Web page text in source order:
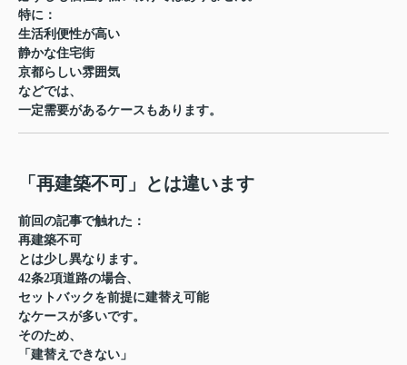
特に：
生活利便性が高い
静かな住宅街
京都らしい雰囲気
などでは、
一定需要があるケースもあります。
「再建築不可」とは違います
前回の記事で触れた：
再建築不可
とは少し異なります。
42条2項道路の場合、
セットバックを前提に建替え可能
なケースが多いです。
そのため、
「建替えできない」